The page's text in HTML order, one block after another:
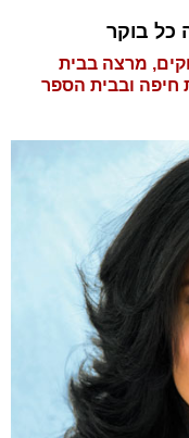
כל בוקר
מרצה בבית
חיפה ובבית הספר